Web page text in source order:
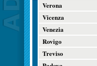
Verona
Vicenza
Venezia
Rovigo
Treviso